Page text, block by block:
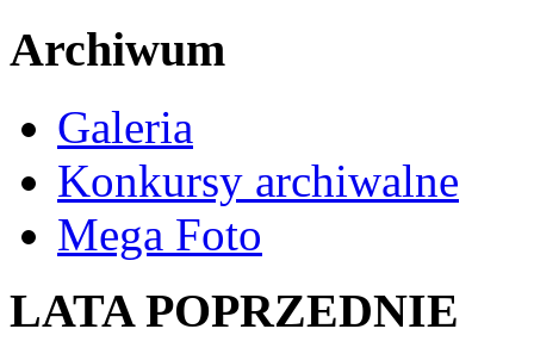
Archiwum
Galeria
Konkursy archiwalne
Mega Foto
LATA POPRZEDNIE